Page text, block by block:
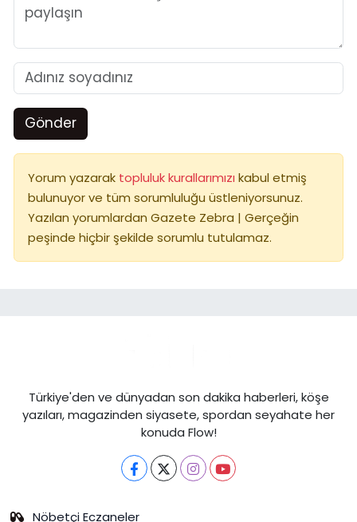
Gönder
Yorum yazarak topluluk kurallarımızı kabul etmiş
bulunuyor ve tüm sorumluluğu üstleniyorsunuz.
Yazılan yorumlardan Gazete Zebra | Gerçeğin
peşinde hiçbir şekilde sorumlu tutulamaz.
Türkiye'den ve dünyadan son dakika haberleri, köşe
yazıları, magazinden siyasete, spordan seyahate her
konuda Flow!
Nöbetçi Eczaneler